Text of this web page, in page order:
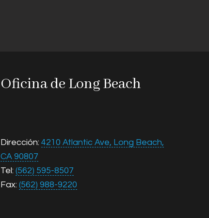
Oficina de Long Beach
Dirección: 4210 Atlantic Ave, Long Beach,
CA 90807
Tel: (562) 595-8507
Fax: (562) 988-9220